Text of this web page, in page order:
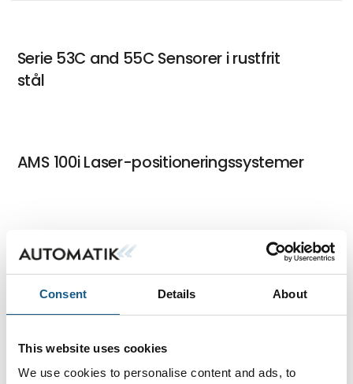
Consent Details About
This website uses cookies
We use cookies to personalise content and ads, to
Serie 53C and 55C Sensorer i rustfrit
stål
AMS 100i Laser-positioneringssystemer
TL 305 Lystårn